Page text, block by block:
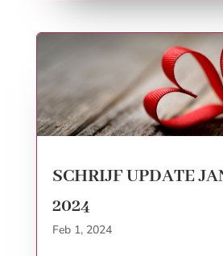
SCHRIJF UPDATE
2024
Feb 1, 2024